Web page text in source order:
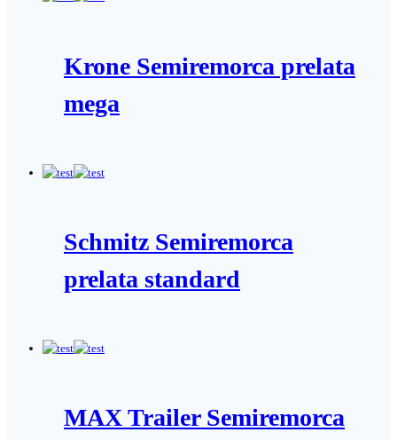
Krone Semiremorca prelata
mega
Schmitz Semiremorca
prelata standard
MAX Trailer Semiremorca